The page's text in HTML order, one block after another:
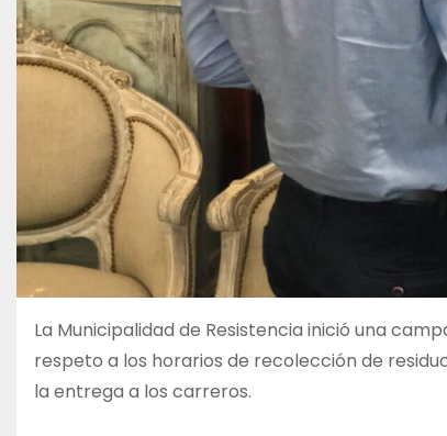
La Municipalidad de Resistencia inició una
respeto a los horarios de recolección de
la entrega a los carreros.